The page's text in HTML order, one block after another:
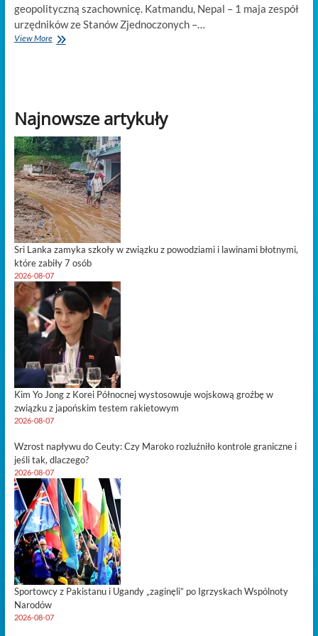
geopolityczną szachownicę. Katmandu, Nepal – 1 maja zespół
urzędników ze Stanów Zjednoczonych –…
View MoreNepal
Chiny
dociera
na
Mount
Everest
Najnowsze artykuły
Sri Lanka zamyka szkoły w związku z powodziami i lawinami błotnymi,
które zabiły 7 osób
2026-08-07
Kim Yo Jong z Korei Północnej wystosowuje wojskową groźbę w
związku z japońskim testem rakietowym
2026-08-07
Wzrost napływu do Ceuty: Czy Maroko rozluźniło kontrole graniczne i
jeśli tak, dlaczego?
2026-08-07
Sportowcy z Pakistanu i Ugandy „zaginęli” po Igrzyskach Wspólnoty
Narodów
2026-08-07